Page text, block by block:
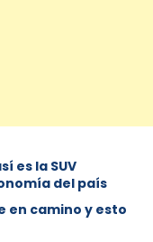
es la SUV
del país
en camino y esto